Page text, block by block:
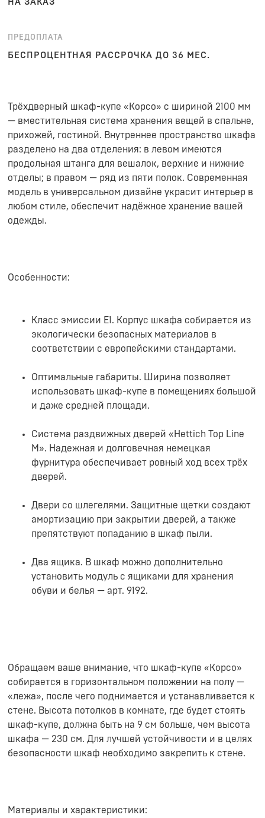
НА ЗАКАЗ
ПРЕДОПЛАТА
БЕСПРОЦЕНТНАЯ РАССРОЧКА ДО 36 МЕС.
Трёхдверный шкаф-купе «Корсо» с шириной 2100 мм
— вместительная система хранения вещей в спальне,
прихожей, гостиной. Внутреннее пространство шкафа
разделено на два отделения: в левом имеются
продольная штанга для вешалок, верхние и нижние
отделы; в правом — ряд из пяти полок. Современная
модель в универсальном дизайне украсит интерьер в
любом стиле, обеспечит надёжное хранение вашей
одежды.
Особенности:
Класс эмиссии E1. Корпус шкафа собирается из
экологически безопасных материалов в
соответствии с европейскими стандартами.
Оптимальные габариты. Ширина позволяет
использовать шкаф-купе в помещениях большой
и даже средней площади.
Система раздвижных дверей «Hettich Top Line
M». Надежная и долговечная немецкая
фурнитура обеспечивает ровный ход всех трёх
дверей.
Двери со шлегелями. Защитные щетки создают
амортизацию при закрытии дверей, а также
препятствуют попаданию в шкаф пыли.
Два ящика. В шкаф можно дополнительно
установить модуль с ящиками для хранения
обуви и белья — арт. 9192.
Обращаем ваше внимание, что шкаф-купе «Корсо»
собирается в горизонтальном положении на полу —
«лежа», после чего поднимается и устанавливается к
стене. Высота потолков в комнате, где будет стоять
шкаф-купе, должна быть на 9 см больше, чем высота
шкафа — 230 см. Для лучшей устойчивости и в целях
безопасности шкаф необходимо закрепить к стене.
Материалы и характеристики: